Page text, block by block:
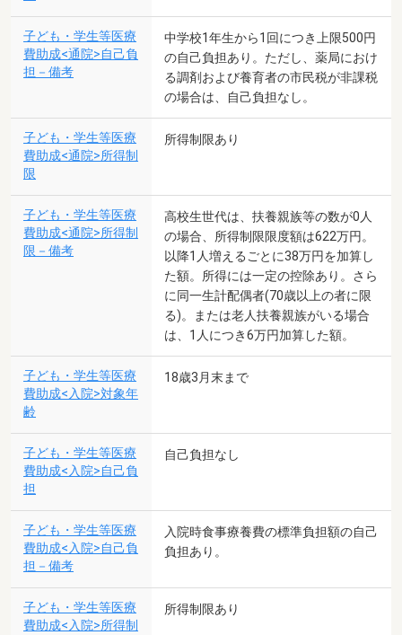
子ども・学生等医療
費助成<通院>自己負
担－備考
中学校1年生から1回につき上限500円
の自己負担あり。ただし、薬局におけ
る調剤および養育者の市民税が非課税
の場合は、自己負担なし。
子ども・学生等医療
費助成<通院>所得制
限
所得制限あり
子ども・学生等医療
費助成<通院>所得制
限－備考
高校生世代は、扶養親族等の数が0人
の場合、所得制限限度額は622万円。
以降1人増えるごとに38万円を加算し
た額。所得には一定の控除あり。さら
に同一生計配偶者(70歳以上の者に限
る)。または老人扶養親族がいる場合
は、1人につき6万円加算した額。
子ども・学生等医療
費助成<入院>対象年
齢
18歳3月末まで
子ども・学生等医療
費助成<入院>自己負
担
自己負担なし
子ども・学生等医療
費助成<入院>自己負
担－備考
入院時食事療養費の標準負担額の自己
負担あり。
子ども・学生等医療
費助成<入院>所得制
所得制限あり